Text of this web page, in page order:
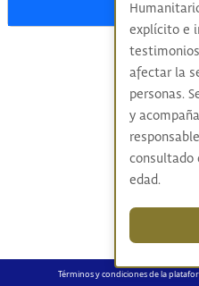
Términos y condiciones de la
explícito e
afectar la
personas.
y
consultado
edad.